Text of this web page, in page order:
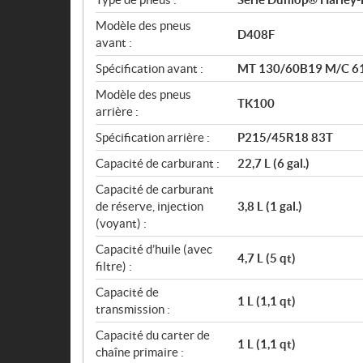
Modèle des pneus
avant :
D408F
Spécification avant :
MT 130/60B19 M/C
Modèle des pneus
arrière :
TK100
Spécification arrière :
P215/45R18 83T
Capacité de carburant :
22,7 L (6 gal.)
Capacité de carburant
de réserve, injection
(voyant) :
3,8 L (1 gal.)
Capacité d’huile (avec
filtre) :
4,7 L (5 qt)
Capacité de
transmission :
1 L (1,1 qt)
Capacité du carter de
chaîne primaire :
1 L (1,1 qt)